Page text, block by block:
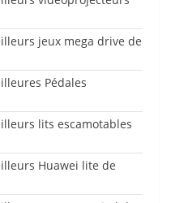
jeux mega drive de
Pédales
lits escamotables
Huawei lite de